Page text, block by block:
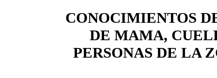
CONOCIMIENTOS
DE MAMA,
PERSONAS DE LA